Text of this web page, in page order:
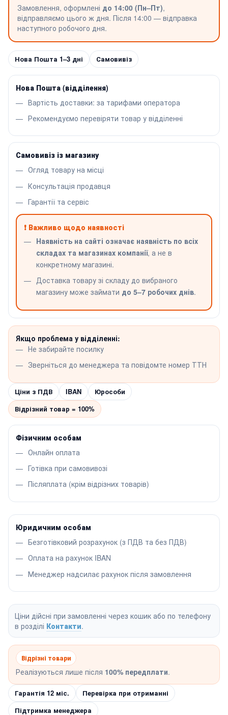
Замовлення, оформлені до 14:00 (Пн–Пт),
відправляємо цього ж дня. Після 14:00 — відправка
наступного робочого дня.
Нова Пошта 1–3 дні Самовивіз
Нова Пошта (відділення)
Вартість доставки: за тарифами оператора
Рекомендуємо перевіряти товар у відділенні
Самовивіз із магазину
Огляд товару на місці
Консультація продавця
Гарантії та сервіс
❗ Важливо щодо наявності
Наявність на сайті означає наявність по всіх
складах та магазинах компанії, а не в
конкретному магазині.
Доставка товару зі складу до вибраного
магазину може займати до 5–7 робочих днів.
Якщо проблема у відділенні:
Не забирайте посилку
Зверніться до менеджера та повідомте номер ТТН
Ціни з ПДВ IBAN
Юрособи
Відрізний товар = 100%
Фізичним особам
Онлайн оплата
Готівка при самовивозі
Післяплата (крім відрізних товарів)
Юридичним особам
Безготівковий розрахунок (з ПДВ та без ПДВ)
Оплата на рахунок IBAN
Менеджер надсилає рахунок після замовлення
Ціни дійсні при замовленні через кошик або по телефону
в розділі Контакти.
Відрізні товари
Реалізуються лише після 100% передплати.
Гарантія 12 міс.
Перевірка при отриманні
Підтримка менеджера